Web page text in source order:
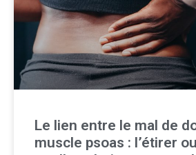
Le lien entre le mal de
muscle psoas : l’étirer